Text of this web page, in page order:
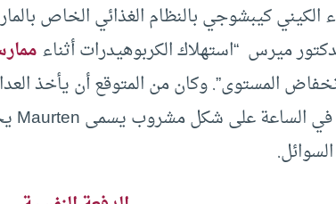
الكيني كيبشوجي بالنظام الغذائي الخاص
ميرس “استهلاك الكربوهيدرات أثناء